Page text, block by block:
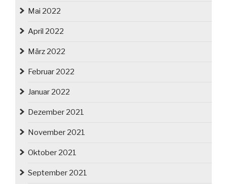
Mai 2022
April 2022
März 2022
Februar 2022
Januar 2022
Dezember 2021
November 2021
Oktober 2021
September 2021